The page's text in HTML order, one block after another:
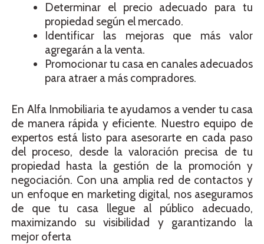
Determinar el precio adecuado para tu
propiedad según el mercado.
Identificar las mejoras que más valor
agregarán a la venta.
Promocionar tu casa en canales adecuados
para atraer a más compradores.
En Alfa Inmobiliaria te ayudamos a vender tu casa
de manera rápida y eficiente. Nuestro equipo de
expertos está listo para asesorarte en cada paso
del proceso, desde la valoración precisa de tu
propiedad hasta la gestión de la promoción y
negociación. Con una amplia red de contactos y
un enfoque en marketing digital, nos aseguramos
de que tu casa llegue al público adecuado,
maximizando su visibilidad y garantizando la
mejor oferta